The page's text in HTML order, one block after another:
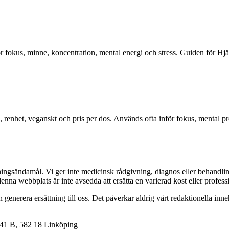
minne, koncentration, mental energi och stress. Guiden för
veganskt och pris per dos. Används ofta inför fokus, mental
Vi ger inte medicinsk rådgivning, diagnos eller
webbplats är inte avsedda att ersätta en varierad kost eller
ersättning till oss. Det påverkar aldrig vårt redaktionella
B, 582 18 Linköping